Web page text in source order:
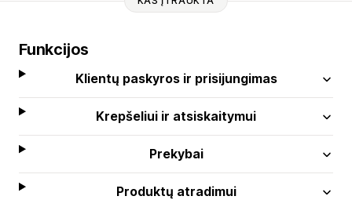
Funkcijos
Klientų paskyros ir prisijungimas
Krepšeliui ir atsiskaitymui
Prekybai
Produktų atradimui